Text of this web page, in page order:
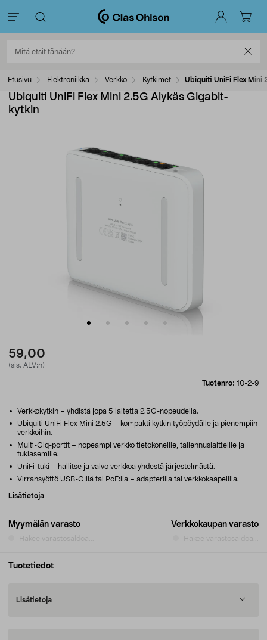
Etusivu Elektroniikka Verkko Kytkimet Ubiquiti UniFi Flex
Ubiquiti UniFi Flex Mini 2.5G Älykäs Gigabit-
kytkin
59,00
(sis. ALV:n)
Tuotenro: 10-2-9
Myymälän varasto
Hakee varastosaldoa...
Verkkokaupan varasto
Hakee varastosaldoa...
Verkkokytkin – yhdistä jopa 5 laitetta 2.5G-nopeudella.
Ubiquiti UniFi Flex Mini 2.5G – kompakti kytkin työpöydälle ja pienempiin
verkkoihin.
Multi-Gig-portit – nopeampi verkko tietokoneille, tallennuslaitteille ja
tukiasemille.
UniFi-tuki – hallitse ja valvo verkkoa yhdestä järjestelmästä.
Virransyöttö USB-C:llä tai PoE:lla – adapterilla tai verkkokaapelilla.
Lisätietoja
Tuotetiedot
Lisätietoja